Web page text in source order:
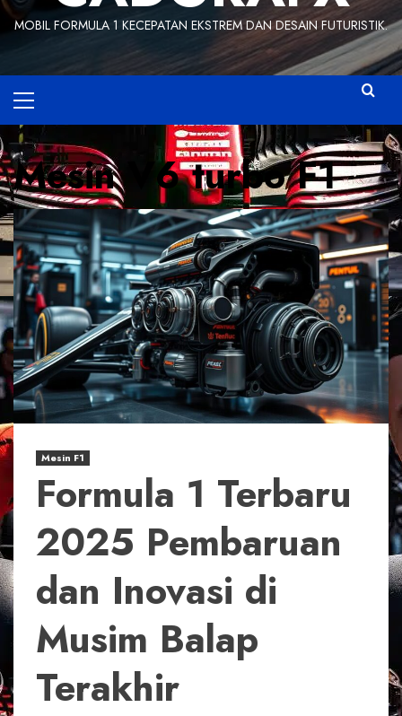
MOBIL FORMULA 1 KECEPATAN EKSTREM DAN DESAIN FUTURISTIK.
Menu
Mesin V6 turbo F1
Mesin F1
Formula 1 Terbaru
2025 Pembaruan
dan Inovasi di
Musim Balap
Terakhir